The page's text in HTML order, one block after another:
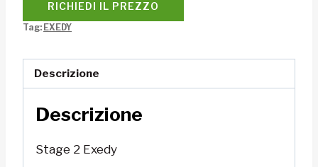
RICHIEDI IL PREZZO
Tag: EXEDY
Descrizione
Descrizione
Stage 2 Exedy